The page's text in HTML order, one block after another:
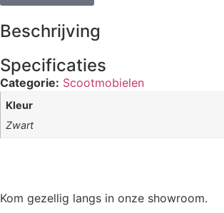
Beschrijving
Specificaties
Categorie: Scootmobielen
Kleur
Zwart
Kom gezellig langs in onze showroom.